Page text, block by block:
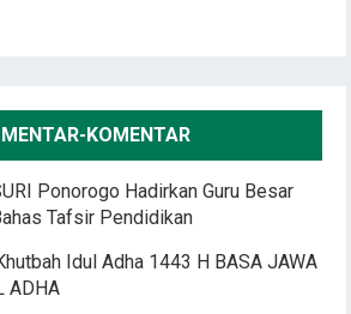
KOMENTAR
Ponorogo Hadirkan Guru Besar
Tafsir Pendidikan
Idul Adha 1443 H BASA JAWA
ADHA